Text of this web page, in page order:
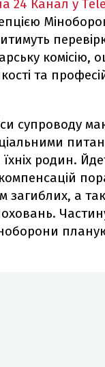
24 Канал у
комісію,
та
супроводу
їхніх родин.
загиблих, а